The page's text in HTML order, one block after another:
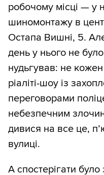
робочому місці — у
шиномонтажу в
Остапа Вишні, 5.
день у нього не
нудьгував: не
ріаліті-шоу із
переговорами
небезпечним
дивися на все це,
вулиці.
А спостерігати